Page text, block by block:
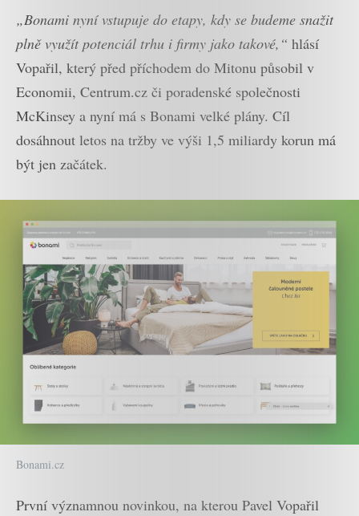
„Bonami nyní vstupuje do etapy, kdy se budeme snažit
plně využít potenciál trhu i firmy jako takové,“ hlásí
Vopařil, který před příchodem do Mitonu působil v
Economii, Centrum.cz či poradenské společnosti
McKinsey a nyní má s Bonami velké plány. Cíl
dosáhnout letos na tržby ve výši 1,5 miliardy korun má
být jen začátek.
Bonami.cz
První významnou novinkou, na kterou Pavel Vopařil